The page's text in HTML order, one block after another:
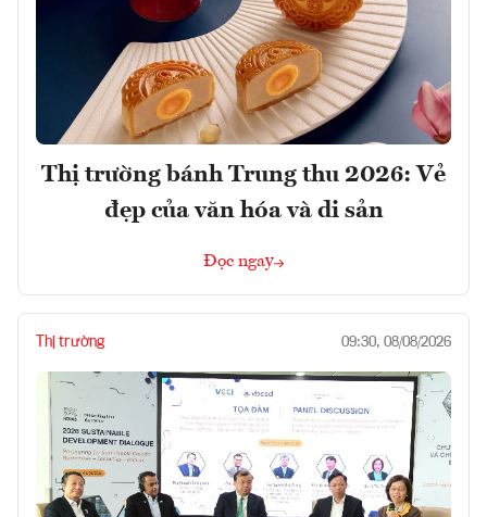
Thị trường bánh Trung thu 2026: Vẻ
đẹp của văn hóa và di sản
Đọc ngay
Thị trường 09:30, 08/08/2026